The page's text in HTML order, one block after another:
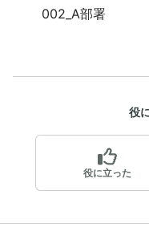
002_A部署
役
役に立った